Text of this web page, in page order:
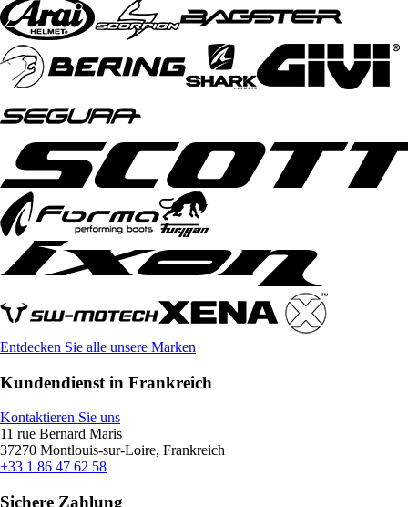
Entdecken Sie alle unsere Marken
Kundendienst in Frankreich
Kontaktieren Sie uns
11 rue Bernard Maris
37270 Montlouis-sur-Loire, Frankreich
+33 1 86 47 62 58
Sichere Zahlung